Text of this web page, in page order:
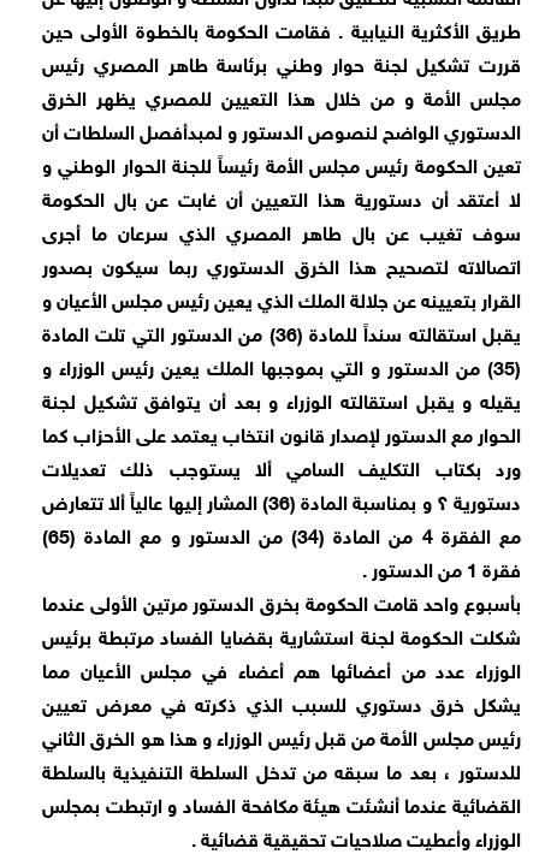
طريق الأكثرية النيابية . فقامت الحكومة بالخطوة الأولى حين
قررت تشكيل لجنة حوار وطني برئاسة طاهر المصري رئيس
مجلس الأمة و من خلال هذا التعيين للمصري يظهر الخرق
الدستوري الواضح لنصوص الدستور و لمبدأفصل السلطات أن
تعين الحكومة رئيس مجلس الأمة رئيساً للجنة الحوار الوطني و
لا أعتقد أن دستورية هذا التعيين أن غابت عن بال الحكومة
سوف تغيب عن بال طاهر المصري الذي سرعان ما أجرى
اتصالاته لتصحيح هذا الخرق الدستوري ربما سيكون بصدور
القرار بتعيينه عن جلالة الملك الذي يعين رئيس مجلس الأعيان و
يقبل استقالته سنداً للمادة (36) من الدستور التي تلت المادة
(35) من الدستور و التي بموجبها الملك يعين رئيس الوزراء و
يقيله و يقبل استقالته الوزراء و بعد أن يتوافق تشكيل لجنة
الحوار مع الدستور لإصدار قانون انتخاب يعتمد على الأحزاب كما
ورد بكتاب التكليف السامي ألا يستوجب ذلك تعديلات
دستورية ؟ و بمناسبة المادة (36) المشار إليها عالياً ألا تتعارض
مع الفقرة 4 من المادة (34) من الدستور و مع المادة (65)
فقرة 1 من الدستور .
بأسبوع واحد قامت الحكومة بخرق الدستور مرتين الأولى عندما
شكلت الحكومة لجنة استشارية بقضايا الفساد مرتبطة برئيس
الوزراء عدد من أعضائها هم أعضاء في مجلس الأعيان مما
يشكل خرق دستوري للسبب الذي ذكرته في معرض تعيين
رئيس مجلس الأمة من قبل رئيس الوزراء و هذا هو الخرق الثاني
للدستور ، بعد ما سبقه من تدخل السلطة التنفيذية بالسلطة
القضائية عندما أنشئت هيئة مكافحة الفساد و ارتبطت بمجلس
الوزراء وأعطيت صلاحيات تحقيقية قضائية .